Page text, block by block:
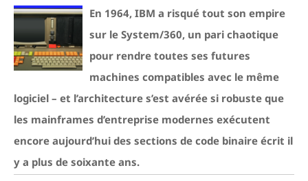
En 1964, IBM a risqué tout son empire
sur le System/360, un pari chaotique
pour rendre toutes ses futures
machines compatibles avec le même
logiciel – et l’architecture s’est avérée si robuste que
les mainframes d’entreprise modernes exécutent
encore aujourd’hui des sections de code binaire écrit il
y a plus de soixante ans.